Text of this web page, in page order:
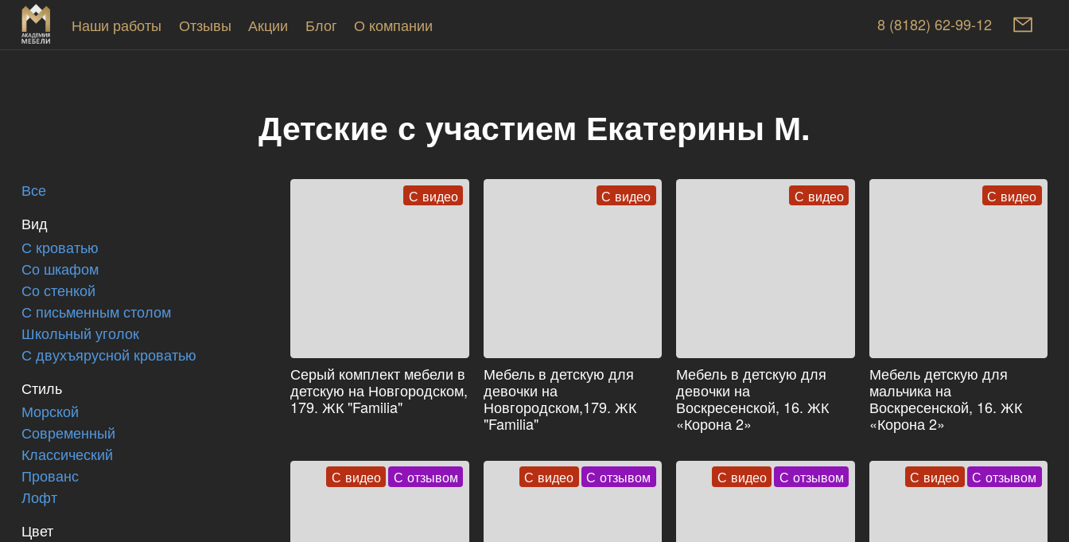
Наши работы Отзывы Акции Блог О компании 8 (8182) 62-99-12
Детские с участием Екатерины М.
Все
Вид
С кроватью
Со шкафом
Со стенкой
С письменным столом
Школьный уголок
С двухъярусной кроватью
Стиль
Морской
Современный
Классический
Прованс
Лофт
Цвет
С видео
Серый комплект мебели в
детскую на Новгородском,
179. ЖК "Familia"
С видео
Мебель в детскую для
девочки на
Новгородском,179. ЖК
"Familia"
С видео
Мебель в детскую для
девочки на
Воскресенской, 16. ЖК
«Корона 2»
С видео
Мебель детскую для
мальчика на
Воскресенской, 16. ЖК
«Корона 2»
С видео С отзывом С видео С отзывом С видео С отзывом С видео С отзывом